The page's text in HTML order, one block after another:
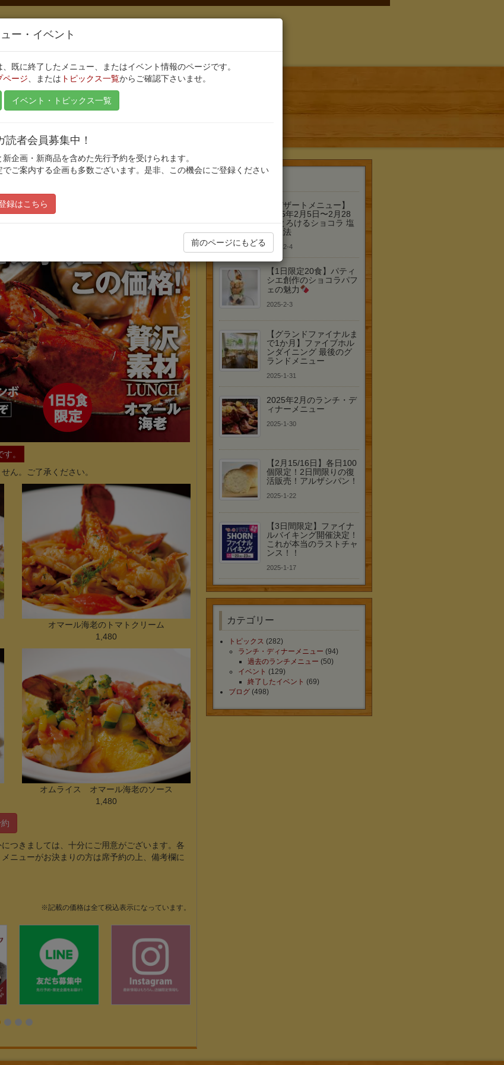
で この価格！】贅沢素材ランチ第３弾
公開日:2018/01/23
。
ん。ご了承ください。
オマール海老のトマトクリーム
1,480
オムライス オマール海老のソース
1,480
つきましては、十分にご用意がございます。各
ニューがお決まりの方は席予約の上、備考欄に
※記載の価格は全て税込表示になっています。
【デザートメニュー】
2025年2月5日〜2月28
日/とろけるショコラ 塩
の魔法
2025-2-4
【1日限定20食】パティ
シエ創作のショコラパフ
ェの魅力
2025-2-3
【グランドファイナルま
で1か月】ファイブホル
ンダイニング 最後のグ
ランドメニュー
2025-1-31
2025年2月のランチ・デ
ィナーメニュー
2025-1-30
【2月15/16日】各日100
個限定！2日間限りの復
活販売！アルザシパン！
2025-1-22
【3日間限定】ファイナ
ルバイキング開催決定！
これが本当のラストチャ
ンス！！
2025-1-17
カテゴリー
トピックス (282)
ランチ・ディナーメニュー (94)
過去のランチメニュー (50)
イベント (129)
終了したイベント (69)
ブログ(498)
ー・イベント
既に終了したメニュー、またはイベント情報のページです。
ページ 、または トピックス一覧からご確認下さいませ。
イベント・トピックス一覧
読者会員募集中！
企画・新商品を含めた先行予約を受けられます。
でご案内する企画も多数ございます。是非、この機会にご登録ください
録はこちら
前のページにもどる